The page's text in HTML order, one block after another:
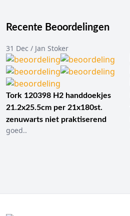
Recente Beoordelingen
31 Dec / Jan Stoker
Tork 120398 H2 handdoekjes
21.2x25.5cm per 21x180st.
zenuwarts niet praktiserend
goed..